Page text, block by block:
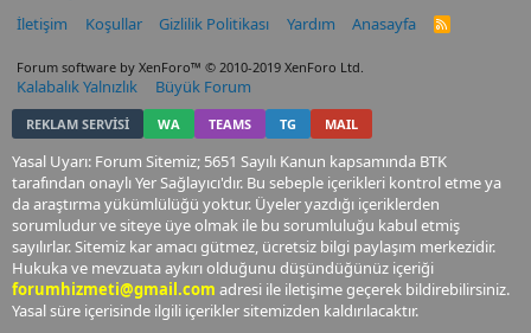
İletişim
Koşullar Gizlilik Politikası Yardım Anasayfa
R
Forum software by XenForo™ © 2010-2019 XenForo Ltd.
Kalabalık Yalnızlık Büyük Forum
REKLAM SERVİSİ WA TEAMS TG MAIL
Yasal Uyarı: Forum Sitemiz; 5651 Sayılı Kanun kapsamında BTK
tarafından onaylı Yer Sağlayıcı'dır. Bu sebeple içerikleri kontrol etme ya
da araştırma yükümlülüğü yoktur. Üyeler yazdığı içeriklerden
sorumludur ve siteye üye olmak ile bu sorumluluğu kabul etmiş
sayılırlar. Sitemiz kar amacı gütmez, ücretsiz bilgi paylaşım merkezidir.
Hukuka ve mevzuata aykırı olduğunu düşündüğünüz içeriği
forumhizmeti@gmail.com adresi ile iletişime geçerek bildirebilirsiniz.
Yasal süre içerisinde ilgili içerikler sitemizden kaldırılacaktır.